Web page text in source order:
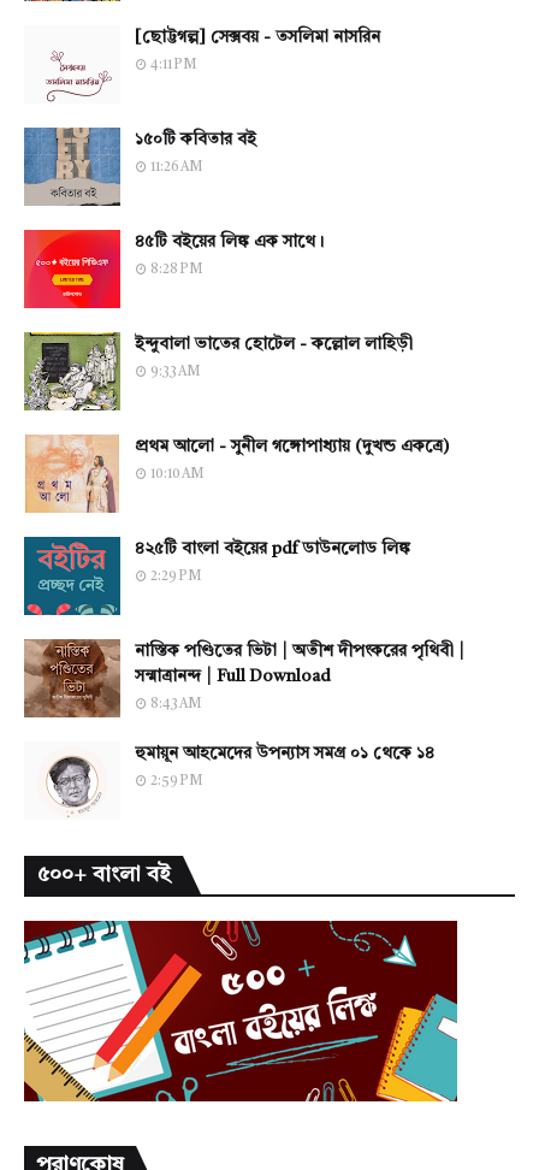
[ছোট্টগল্প] সেক্সবয় - তসলিমা নাসরিন
4:11 PM
১৫০টি কবিতার বই
11:26 AM
৪৫টি বইয়ের লিঙ্ক এক সাথে।
8:28 PM
ইন্দুবালা ভাতের হোটেল - কল্লোল লাহিড়ী
9:33 AM
প্রথম আলো - সুনীল গঙ্গোপাধ্যায় (দুখন্ড একত্রে)
10:10 AM
৪২৫টি বাংলা বইয়ের pdf ডাউনলোড লিঙ্ক
2:29 PM
নাস্তিক পণ্ডিতের ভিটা | অতীশ দীপংকরের পৃথিবী |
সন্মাত্রানন্দ | Full Download
8:43 AM
হুমায়ূন আহমেদের উপন্যাস সমগ্র ০১ থেকে ১৪
2:59 PM
৫০০+ বাংলা বই
পুরাণকোষ